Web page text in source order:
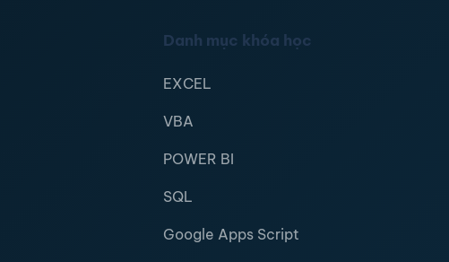
Danh mục khóa học
EXCEL
VBA
POWER BI
SQL
Google Apps Script